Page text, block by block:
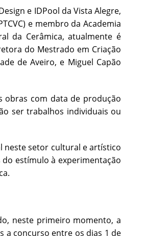
e IDPool da Vista Alegre,
e membro da Academia
da Cerâmica, atualmente é
do Mestrado em Criação
de Aveiro, e Miguel Capão
obras com data de produção
ser trabalhos individuais ou
neste setor cultural e artístico
estímulo à experimentação
neste primeiro momento, a
a concurso entre os dias 1 de